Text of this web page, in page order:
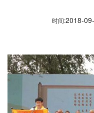
时间:2018-